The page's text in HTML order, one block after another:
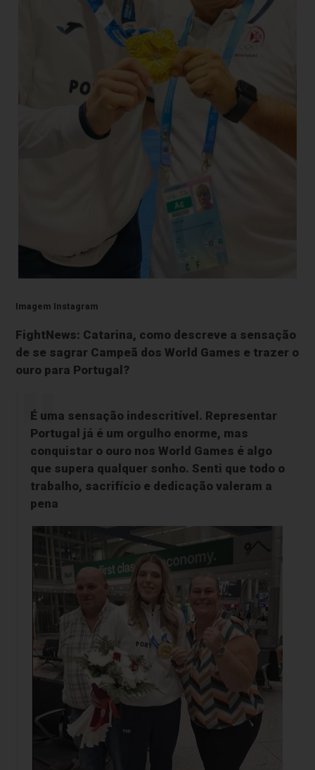
Imagem Instagram
FightNews: Catarina, como descreve a sensação
de se sagrar Campeã dos World Games e trazer o
ouro para Portugal?
É uma sensação indescritível. Representar
Portugal já é um orgulho enorme, mas
conquistar o ouro nos World Games é algo
que supera qualquer sonho. Senti que todo o
trabalho, sacrifício e dedicação valeram a
pena